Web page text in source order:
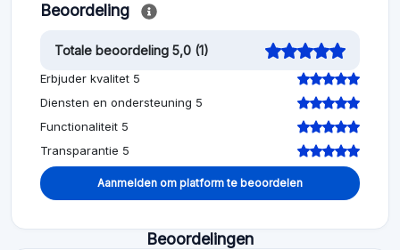
Beoordeling
Totale beoordeling 5,0 (1)
Erbjuder kvalitet 5
Diensten en ondersteuning 5
Functionaliteit 5
Transparantie 5
Aanmelden om platform te beoordelen
Beoordelingen